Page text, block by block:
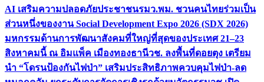
AI เสริมความปลอดภัยประชาชนรมว.พม. ชวนคนไทยร่วมเป็น
ส่วนหนึ่งของงาน Social Development Expo 2026 (SDX 2026)
มหกรรมด้านการพัฒนาสังคมที่ใหญ่ที่สุดของประเทศ 21–23
สิงหาคมนี้ ณ อิมแพ็ค เมืองทองธานีวช. ลงพื้นที่ดอยตุง เตรียม
นำ “โดรนป้องกันไฟป่า” เสริมประสิทธิภาพควบคุมไฟป่า-ลด